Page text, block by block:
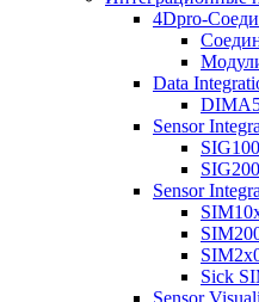
4Dpro-
Data
Sensor
SIG100
SIG200
Sensor
Sick
Sensor